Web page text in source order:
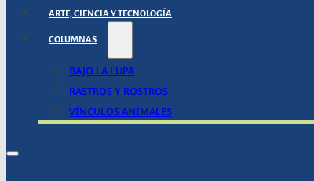
ARTE, CIENCIA Y TECNOLOGÍA
COLUMNAS
BAJO LA LUPA
RASTROS Y ROSTROS
VÍNCULOS ANIMALES